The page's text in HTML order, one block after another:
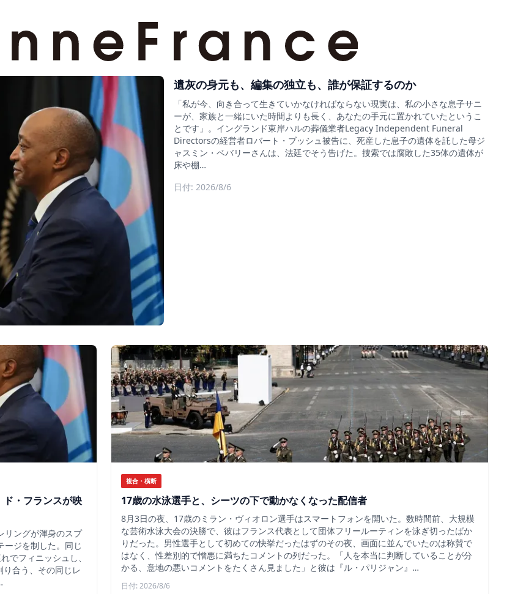
遺灰の身元も、編集の独立も、誰が保証するのか
「私が今、向き合って生きていかなければならない現実は、私の小さな息子サニ
ーが、家族と一緒にいた時間よりも長く、あなたの手元に置かれていたというこ
とです」。イングランド東岸ハルの葬儀業者Legacy Independent Funeral
Directorsの経営者ロバート・ブッシュ被告に、死産した息子の遺体を託した母ジ
ャスミン・ベバリーさんは、法廷でそう告げた。捜索では腐敗した35体の遺体が
床や棚…
日付: 2026/8/6
・フランスが映
リングが渾身のスプ
ージを制した。同じ
でフィニッシュし、
合う、その同じレ
複合・横断
17歳の水泳選手と、シーツの下で動かなくなった配信者
8月3日の夜、17歳のミラン・ヴィオロン選手はスマートフォンを開いた。数時間前、大規模
な芸術水泳大会の決勝で、彼はフランス代表として団体フリールーティンを泳ぎ切ったばか
りだった。男性選手として初めての快挙だったはずのその夜、画面に並んでいたのは称賛で
はなく、性差別的で憎悪に満ちたコメントの列だった。「人を本当に判断していることが分
かる、意地の悪いコメントをたくさん見ました」と彼は『ル・パリジャン』…
日付: 2026/8/6